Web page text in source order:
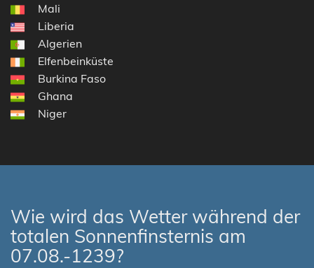
Mali
Liberia
Algerien
Elfenbeinküste
Burkina Faso
Ghana
Niger
Wie wird das Wetter während der
totalen Sonnenfinsternis am
07.08.-1239?